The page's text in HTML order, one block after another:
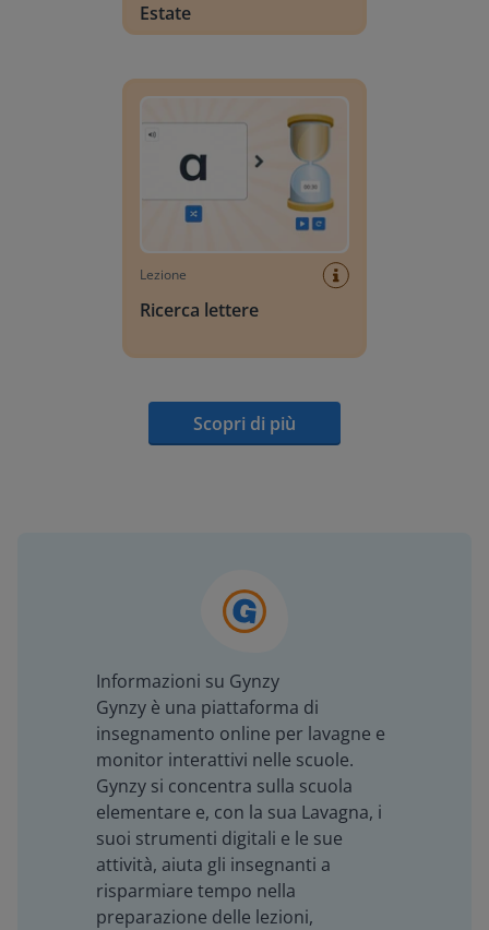
Estate
Lezione
Ricerca lettere
Scopri di più
Informazioni su Gynzy
Gynzy è una piattaforma di
insegnamento online per lavagne e
monitor interattivi nelle scuole.
Gynzy si concentra sulla scuola
elementare e, con la sua Lavagna, i
suoi strumenti digitali e le sue
attività, aiuta gli insegnanti a
risparmiare tempo nella
preparazione delle lezioni,